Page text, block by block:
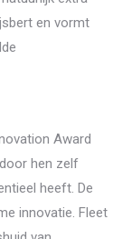
en vormt
Award
hen zelf
heeft. De
innovatie. Fleet